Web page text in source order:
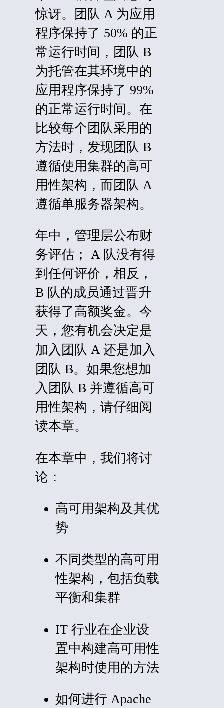
惊讶。团队 A 为应用
程序保持了 50% 的正
常运行时间，团队 B
为托管在其环境中的
应用程序保持了 99%
的正常运行时间。在
比较每个团队采用的
方法时，发现团队 B
遵循使用集群的高可
用性架构，而团队 A
遵循单服务器架构。
年中，管理层公布财
务评估； A 队没有得
到任何评价，相反，
B 队的成员通过晋升
获得了高额奖金。今
天，您有机会决定是
加入团队 A 还是加入
团队 B。如果您想加
入团队 B 并遵循高可
用性架构，请仔细阅
读本章。
在本章中，我们将讨
论：
高可用架构及其优
势
不同类型的高可用
性架构，包括负载
平衡和集群
IT 行业在企业设
置中构建高可用性
架构时使用的方法
如何进行 Apache